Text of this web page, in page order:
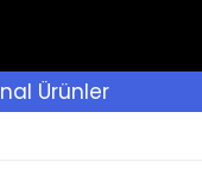
Ürünler